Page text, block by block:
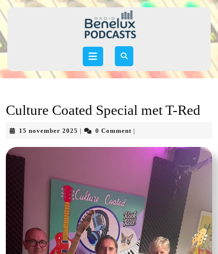
Skip
to
Open
Culture Coated Special met T-Red
15 november 2025 15
2025
0 Comment